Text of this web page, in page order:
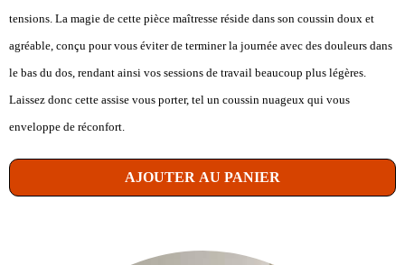
tensions. La magie de cette pièce maîtresse réside dans son coussin doux et
agréable, conçu pour vous éviter de terminer la journée avec des douleurs dans
le bas du dos, rendant ainsi vos sessions de travail beaucoup plus légères.
Laissez donc cette assise vous porter, tel un coussin nuageux qui vous
enveloppe de réconfort.
AJOUTER AU PANIER